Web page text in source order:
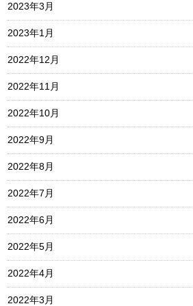
2023年3月
2023年1月
2022年12月
2022年11月
2022年10月
2022年9月
2022年8月
2022年7月
2022年6月
2022年5月
2022年4月
2022年3月